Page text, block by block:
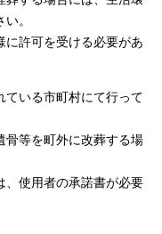
。
に許可を受ける必要があ
いる市町村にて行って
等を町外に改葬する場
使用者の承諾書が必要